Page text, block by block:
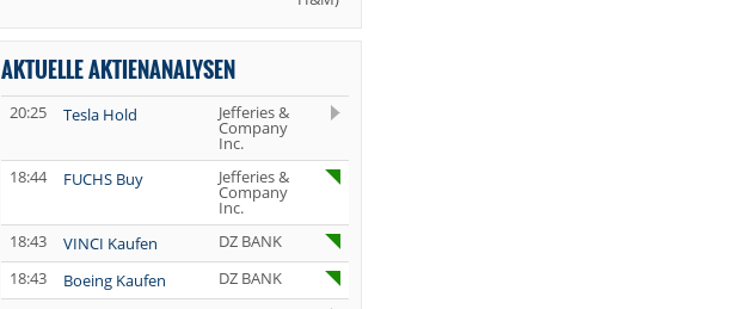
AKTUELLE AKTIENANALYSEN
20:25 Tesla Hold Jefferies &
Company
Inc.
18:44
FUCHS Buy Jefferies &
Company
Inc.
18:43
VINCI Kaufen
DZ BANK
18:43
Boeing Kaufen
DZ BANK